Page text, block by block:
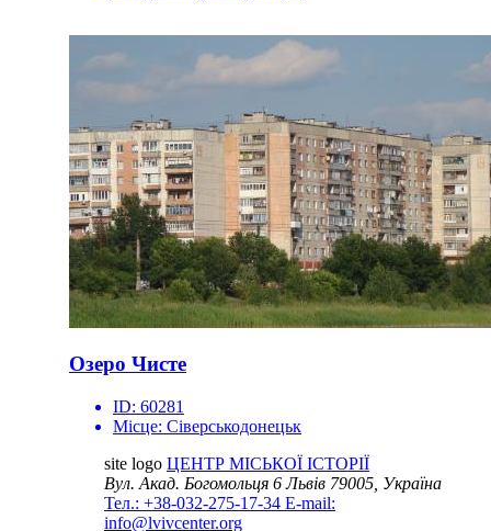
Озеро Чисте
ID: 60281
Місце: Сіверськодонецьк
site logo ЦЕНТР МІСЬКОЇ ІСТОРІЇ
Вул. Акад. Богомольця 6Львів 79005, Україна
Тел.: +38-032-275-17-34 E-mail:
info@lvivcenter.org